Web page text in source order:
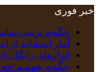
خبر فوری
چگونه ترتیب
آمار استفاده از
ابزارهای رایگان
چگونه بفهمیم